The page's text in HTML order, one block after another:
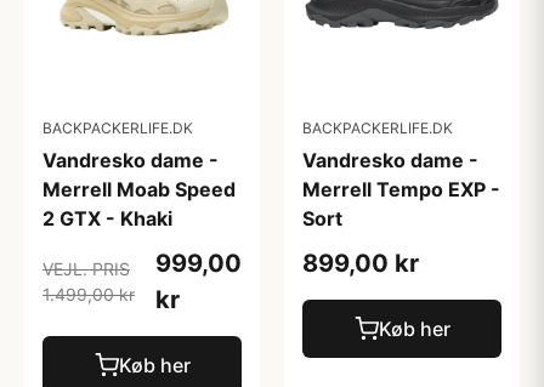
BACKPACKERLIFE.DK
Vandresko dame -
Merrell Moab Speed
2 GTX - Khaki
VEJL. PRIS
1.499,00 kr
999,00
kr
Køb her
BACKPACKERLIFE.DK
Vandresko dame -
Merrell Tempo EXP -
Sort
899,00 kr
Køb her